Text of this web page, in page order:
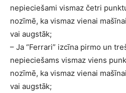
nepieciešami vismaz četri
nozīmē, ka vismaz vienai
vai augstāk;
– Ja “Ferrari” izcīna pirmo un
nepieciešams vismaz viens
nozīmē, ka vismaz vienai
vai augstāk;